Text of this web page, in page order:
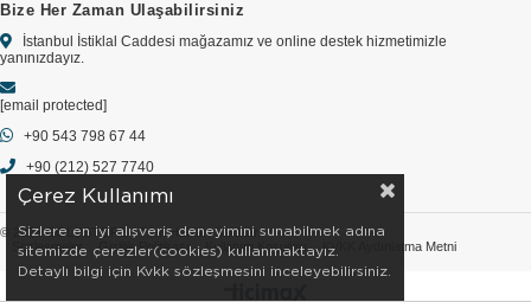
Bize Her Zaman Ulaşabilirsiniz
İstanbul İstiklal Caddesi mağazamız ve online destek hizmetimizle
yanınızdayız.
[email protected]
+90 543 798 67 44
+90 (212) 527 7740
© 2026 GOLDSTORE - Tüm Hakları Saklıdır.
Sözleşmeler
Gizlilik Politikası Kullanım Koşulları KVKK Aydınlatma Metni
Çerez Kullanımı
Sizlere en iyi alışveriş deneyimini sunabilmek adına
sitemizde çerezler(cookies) kullanmaktayız.
Detaylı bilgi için Kvkk sözleşmesini inceleyebilirsiniz.